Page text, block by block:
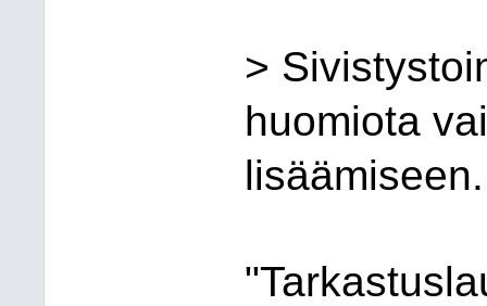
>
huomiota
lisäämiseen.